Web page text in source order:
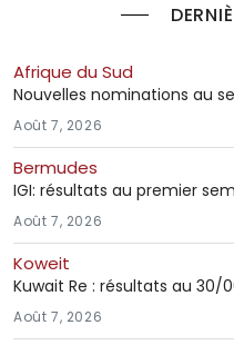
Afrique du Sud
Nouvelles nominations au
Août 7, 2026
Bermudes
IGI: résultats au premier
Août 7, 2026
Koweit
Kuwait Re : résultats au 30/
Août 7, 2026